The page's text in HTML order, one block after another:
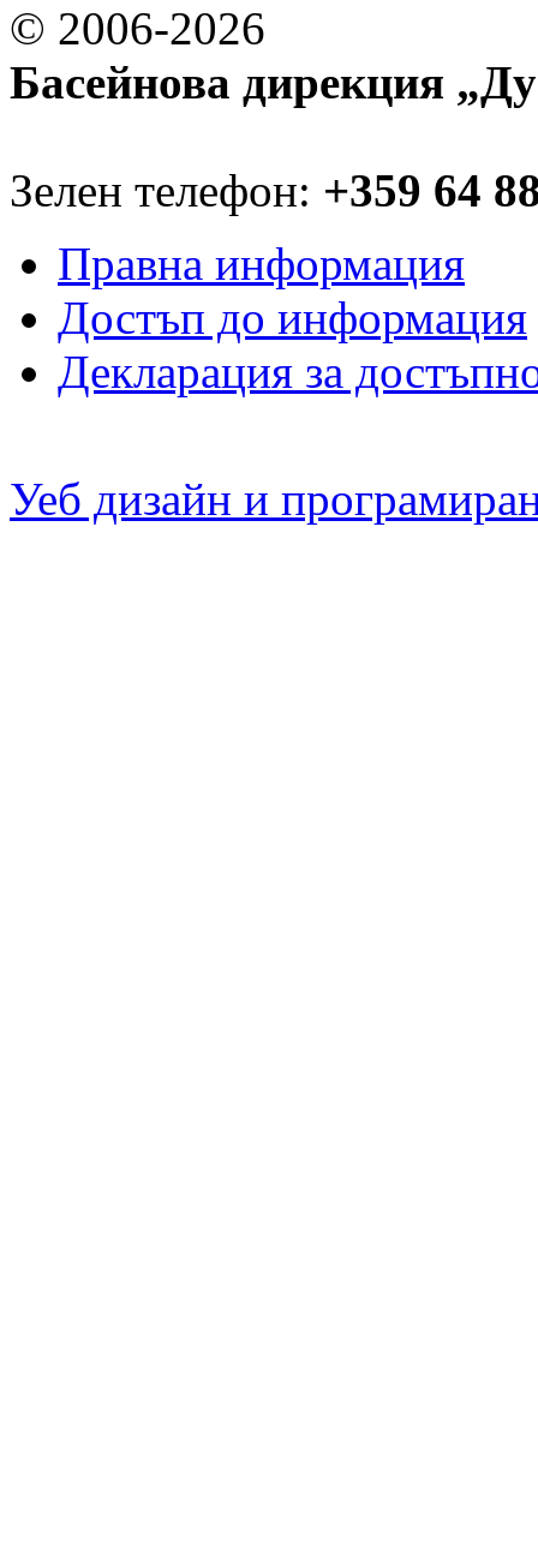
© 2006-2026
Басейнова дирекция
Зелен телефон: +359 64
Правна информация
Достъп до информация
Декларация за
Уеб дизайн и